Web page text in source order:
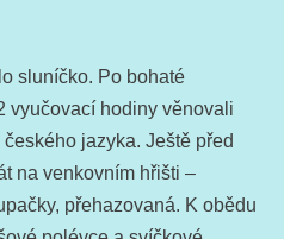
sluníčko. Po bohaté
vyučovací hodiny věnovali
jazyka. Ještě před
na venkovním hřišti –
přehazovaná. K obědu